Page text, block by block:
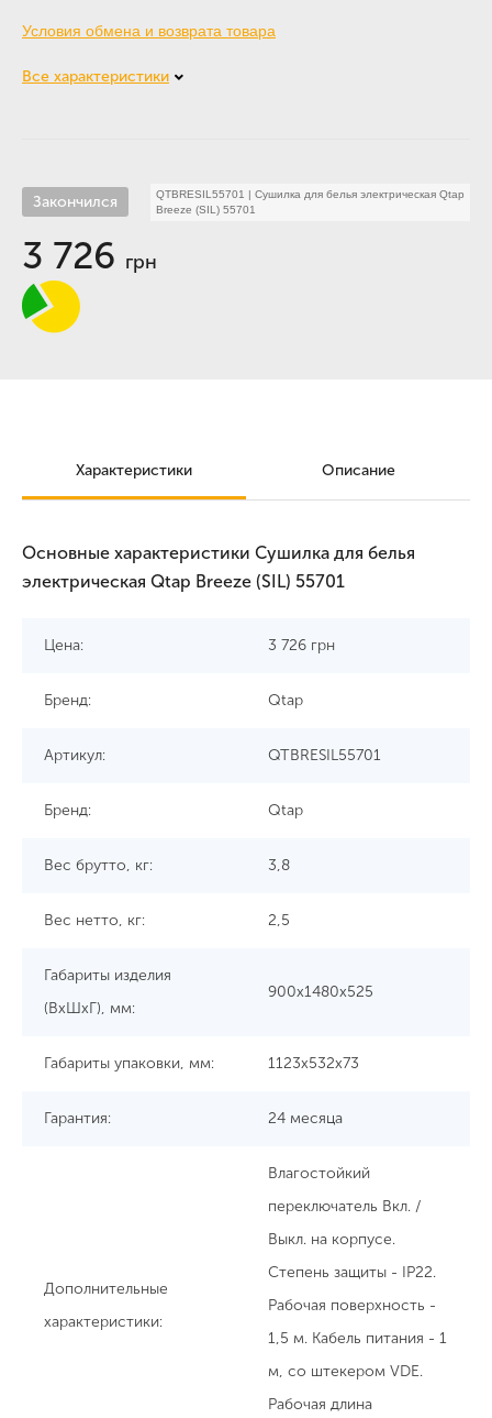
Условия обмена и возврата товара
Все характеристики
Закончился QTBRESIL55701 | Сушилка для белья электрическая Qtap
Breeze (SIL) 55701
3 726 грн
Характеристики Описание
Основные характеристики Сушилка для белья
электрическая Qtap Breeze (SIL) 55701
Цена: 3 726 грн
Бренд: Qtap
Артикул: QTBRESIL55701
Бренд: Qtap
Вес брутто, кг: 3,8
Вес нетто, кг: 2,5
Габариты изделия
(ВхШхГ), мм:
900х1480х525
Габариты упаковки, мм: 1123х532х73
Гарантия: 24 месяца
Дополнительные
характеристики:
Влагостойкий
переключатель Вкл. /
Выкл. на корпусе.
Степень защиты - IP22.
Рабочая поверхность -
1,5 м. Кабель питания - 1
м, со штекером VDE.
Рабочая длина